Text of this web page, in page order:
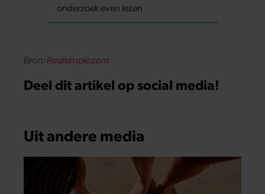
onderzoek even lezen
Bron: Realsimple.com
Deel dit artikel op social media!
Uit andere media